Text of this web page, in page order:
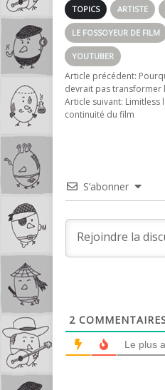
TOPICS ARTISTE
LE FOSSOYEUR DE FILM
YOUTUBER
Article précédent:
devrait pas transformer
Article suivant: Limitless
continuité du film
S’abonner
2
Le plus